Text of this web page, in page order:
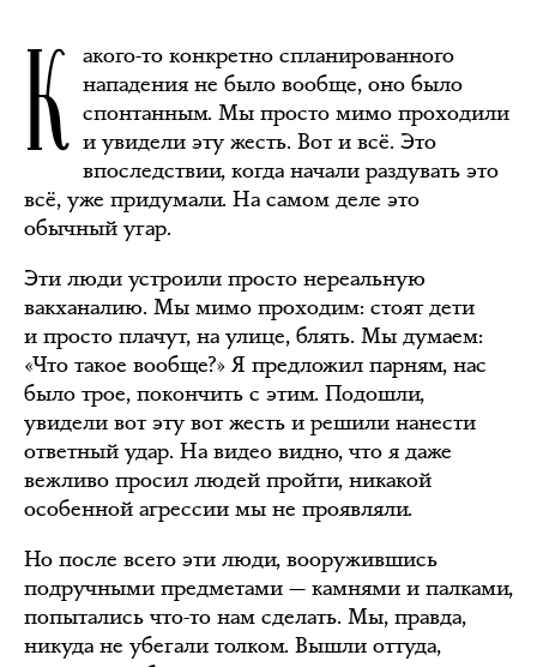
К акого-то конкретно спланированного
нападения не было вообще, оно было
спонтанным. Мы просто мимо проходили
и увидели эту жесть. Вот и всё. Это
впоследствии, когда начали раздувать это
всё, уже придумали. На самом деле это
обычный угар.
Эти люди устроили просто нереальную
вакханалию. Мы мимо проходим: стоят дети
и просто плачут, на улице, блять. Мы думаем:
«Что такое вообще?» Я предложил парням, нас
было трое, покончить с этим. Подошли,
увидели вот эту вот жесть и решили нанести
ответный удар. На видео видно, что я даже
вежливо просил людей пройти, никакой
особенной агрессии мы не проявляли.
Но после всего эти люди, вооружившись
подручными предметами — камнями и палками,
попытались что-то нам сделать. Мы, правда,
никуда не убегали толком. Вышли оттуда,